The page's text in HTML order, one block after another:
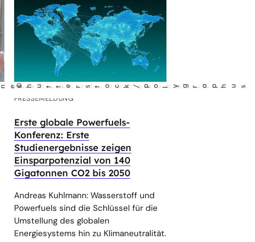
rff
©
shu
tt
erst
ock/po l
yg
r aphus
PRESSEMELDUNG
Erste globale Powerfuels-
Konferenz: Erste
Studienergebnisse zeigen
Einsparpotenzial von 140
Gigatonnen CO2 bis 2050
Andreas Kuhlmann: Wasserstoff und
Powerfuels sind die Schlüssel für die
Umstellung des globalen
Energiesystems hin zu Klimaneutralität.